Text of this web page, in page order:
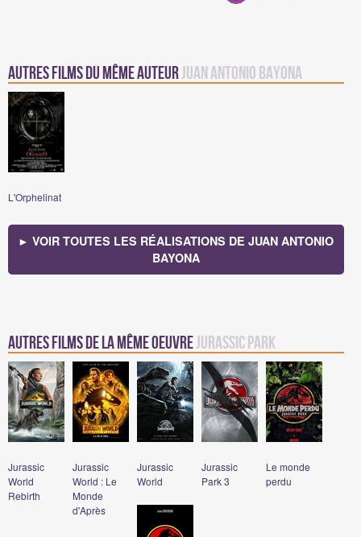
Autres Films du même auteurJuan Antonio Bayona
L'Orphelinat
► VOIR TOUTES LES RÉALISATIONS DE JUAN ANTONIO
BAYONA
Autres films de la même oeuvreJurassic Park
Jurassic
World
Rebirth
Jurassic
World : Le
Monde
d'Après
Jurassic
World
Jurassic
Park 3
Le monde
perdu